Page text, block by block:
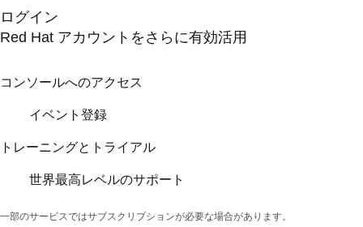
ログイン
Red Hat アカウントをさらに有効活用
コンソールへのアクセス
イベント登録
トレーニングとトライアル
世界最高レベルのサポート
一部のサービスではサブスクリプションが必要な場合があります。